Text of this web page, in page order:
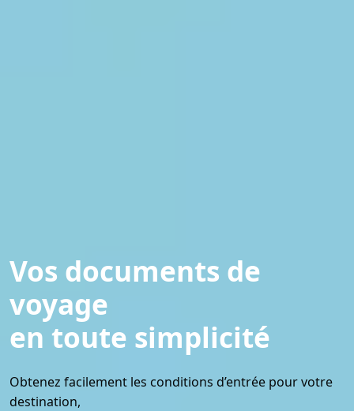
Vos documents de
voyage
en toute simplicité
Obtenez facilement les conditions d’entrée pour votre
destination,